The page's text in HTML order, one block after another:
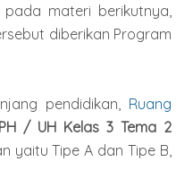
materi berikutnya,
diberikan Program
pendidikan, Ruang
/ UH Kelas 3 Tema 2
yaitu Tipe A dan Tipe B,